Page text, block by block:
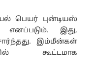
பெயர் புன்டியஸ்
எனப்படும். இது,
இம்மீன்கள்
கூட்டமாக